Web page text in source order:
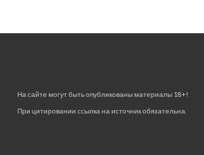
На сайте могут быть опубликованы материалы 18+!
При цитировании ссылка на источник обязательна.